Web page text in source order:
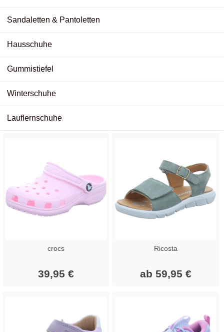
Sandaletten & Pantoletten
Hausschuhe
Gummistiefel
Winterschuhe
Lauflernschuhe
crocs
39,95 €
Ricosta
ab 59,95 €